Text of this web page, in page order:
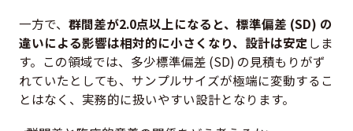
一方で、 群間差が2.0点以上になると、標準偏差 (SD) の
違いによる影響は相対的に小さくなり、設計は安定 しま
す。この領域では、多少標準偏差 (SD) の見積もりがず
れていたとしても、サンプルサイズが極端に変動するこ
とはなく、実務的に扱いやすい設計となります。